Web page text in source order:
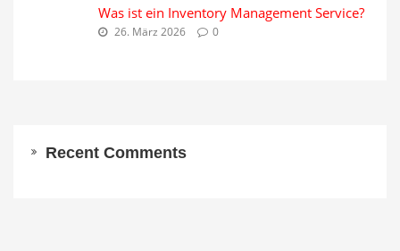
Was ist ein Inventory Management Service?
26. März 2026 0
Recent Comments